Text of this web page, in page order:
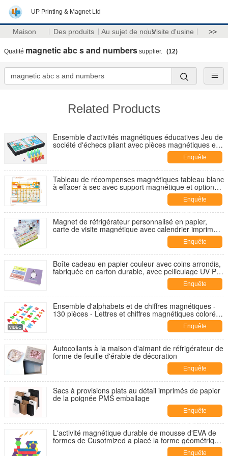
UP Printing & Magnet Ltd
Maison Des produits Au sujet de nousVisite d'usine >>
Qualité magnetic abc s and numbers supplier. (12)
Related Products
Ensemble d'activités magnétiques éducatives Jeu de
société d'échecs pliant avec pièces magnétiques et
conception portable pour enfants et adultesEnquête
maintenant
Tableau de récompenses magnétiques tableau blanc
à effacer à sec avec support magnétique et option
d'accrochage pour organiser les tâches ménagères
Enquête
maintenant
Magnet de réfrigérateur personnalisé en papier,
carte de visite magnétique avec calendrier imprimé
sur papier d'art glacé et matériau magnétique
Enquête
maintenant
Boîte cadeau en papier couleur avec coins arrondis,
fabriquée en carton durable, avec pelliculage UV PP
et taille personnalisée pour les besoins d'emballage
Enquête
maintenant
Ensemble d'alphabets et de chiffres magnétiques -
130 pièces - Lettres et chiffres magnétiques colorés
pour enfants - Apprentissage éducatif et jeu créatif
Enquête
maintenant
Autocollants à la maison d'aimant de réfrigérateur de
forme de feuille d'érable de décoration
Enquête
maintenant
Sacs à provisions plats au détail imprimés de papier
de la poignée PMS emballage
Enquête
maintenant
L'activité magnétique durable de mousse d'EVA de
formes de Cusotmized a placé la forme géométrique
Enquête